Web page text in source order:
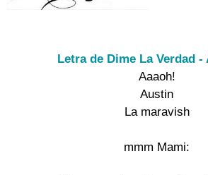
Letra de Dime La Verdad -
Aaaoh!
Austin
La maravish
mmm Mami: